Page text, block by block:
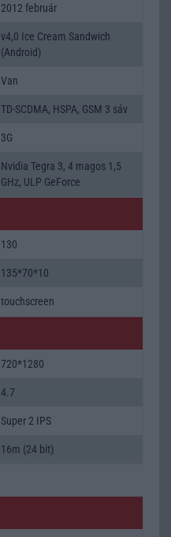
2012 február
v4,0 Ice Cream Sandwich
(Android)
Van
TD-SCDMA, HSPA, GSM 3 sáv
3G
Nvidia Tegra 3, 4 magos 1,5
GHz, ULP GeForce
130
135*70*10
touchscreen
720*1280
4.7
Super 2 IPS
16m (24 bit)